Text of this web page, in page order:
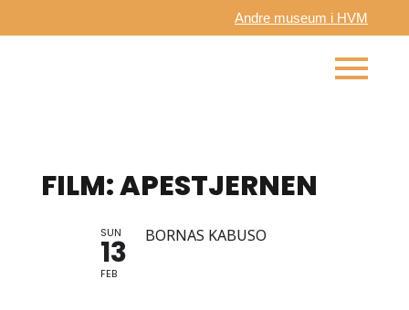
Andre museum i HVM
FILM: APESTJERNEN
SUN
13
FEB
BORNAS KABUSO